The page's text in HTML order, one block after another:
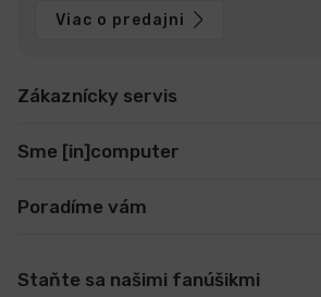
Viac o predajni
Zákaznícky servis
Sme [in]computer
Poradíme vám
Staňte sa našimi fanúšikmi